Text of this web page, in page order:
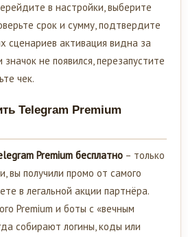
в настройки, выберите
срок и сумму, подтвердите
сценариев активация видна за
не появился, перезапустите
чек.
Telegram Premium
Premium бесплатно – только
вы получили промо от самого
в легальной акции партнёра.
Premium и боты с «вечным
собирают логины, коды или